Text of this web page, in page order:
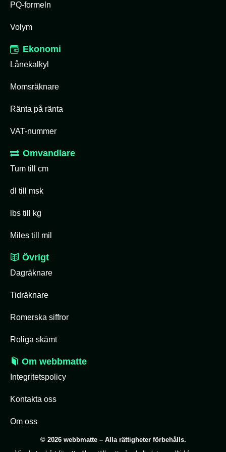
PQ-formeln
Volym
Ekonomi
Lånekalkyl
Momsräknare
Ränta på ränta
VAT-nummer
Omvandlare
Tum till cm
dl till msk
lbs till kg
Miles till mil
Övrigt
Dagräknare
Tidräknare
Romerska siffror
Roliga skämt
Om webbmatte
Integritetspolicy
Kontakta oss
Om oss
© 2026 webbmatte – Alla rättigheter förbehålls.